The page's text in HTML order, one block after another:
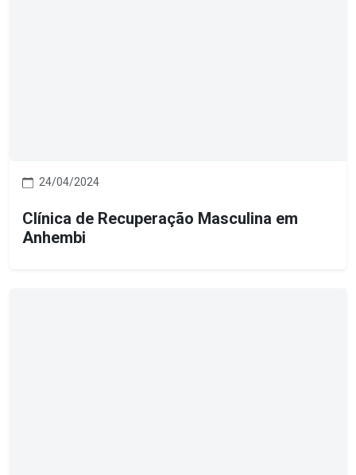
24/04/2024
Clínica de Recuperação Masculina em
Anhembi